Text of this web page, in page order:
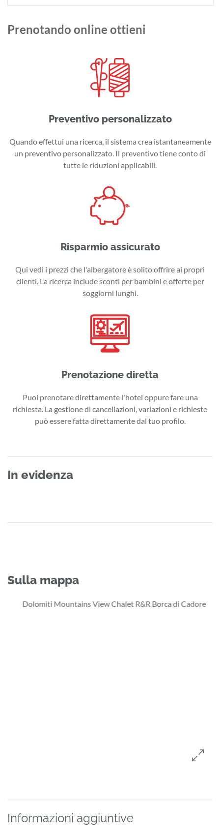
Prenotando online ottieni
Preventivo personalizzato
Quando effettui una ricerca, il sistema crea istantaneamente
un preventivo personalizzato. Il preventivo tiene conto di
tutte le riduzioni applicabili.
Risparmio assicurato
Qui vedi i prezzi che l'albergatore è solito offrire ai propri
clienti. La ricerca include sconti per bambini e offerte per
soggiorni lunghi.
Prenotazione diretta
Puoi prenotare direttamente l'hotel oppure fare una
richiesta. La gestione di cancellazioni, variazioni e richieste
può essere fatta direttamente dal tuo profilo.
In evidenza
Sulla mappa
Informazioni aggiuntive